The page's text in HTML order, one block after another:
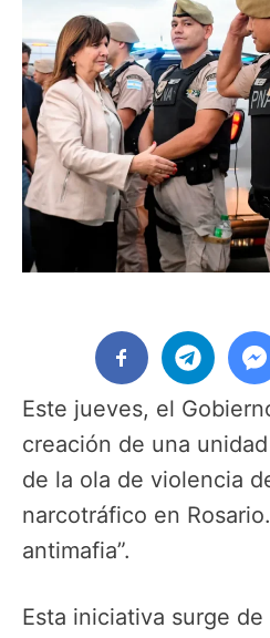
Este jueves, el
creación de una
de la ola de violencia
narcotráfico en
antimafia”.
Esta iniciativa surge